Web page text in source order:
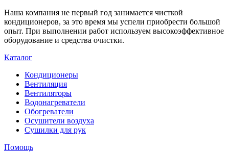
Наша компания не первый год занимается чисткой
кондиционеров, за это время мы успели приобрести большой
опыт. При выполнении работ используем высокоэффективное
оборудование и средства очистки.
Каталог
Кондиционеры
Вентиляция
Вентиляторы
Водонагреватели
Обогреватели
Осушители воздуха
Сушилки для рук
Помощь